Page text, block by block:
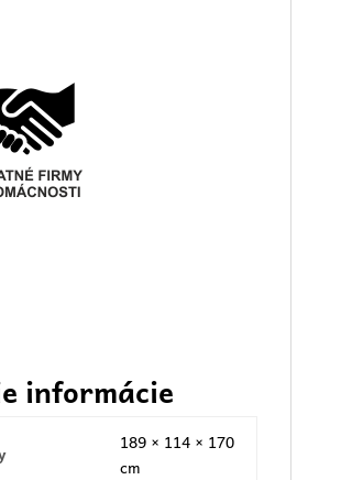
informácie
189 × 114 × 170
cm